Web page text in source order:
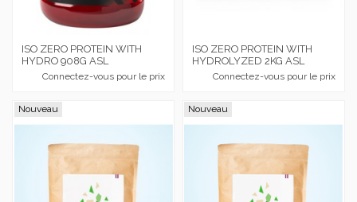
ISO ZERO PROTEIN WITH
HYDRO 908G ASL
Connectez-vous pour le prix
ISO ZERO PROTEIN WITH
HYDROLYZED 2KG ASL
Connectez-vous pour le prix
Nouveau Nouveau